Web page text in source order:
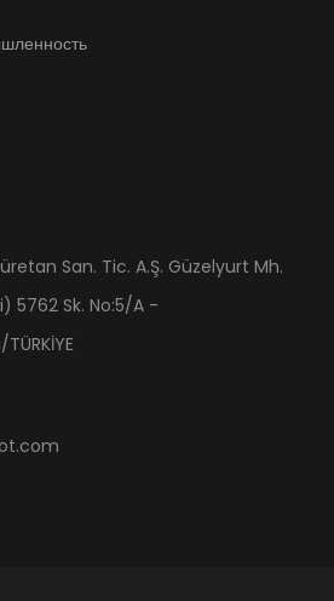
San. Tic. A.Ş. Güzelyurt Mh.
5762 Sk. No:5/A -